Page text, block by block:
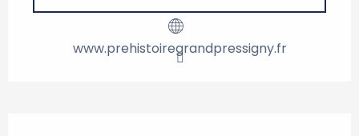
www.prehistoiregrandpressigny.fr